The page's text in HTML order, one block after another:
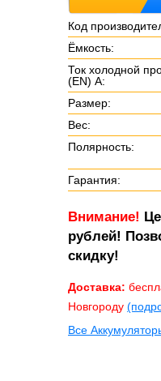
Код
Ёмкость:
Ток холодной
(EN) А:
Размер:
Вес:
Полярность:
Гарантия:
Внимание!
рублей!
скидку!
Доставка:
Новгороду
Все